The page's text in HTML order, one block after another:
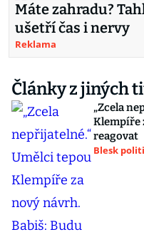
Máte zahradu?
ušetří čas i nervy
Reklama
Články z jiných
„Zcela
Klempíře
reagovat
Blesk